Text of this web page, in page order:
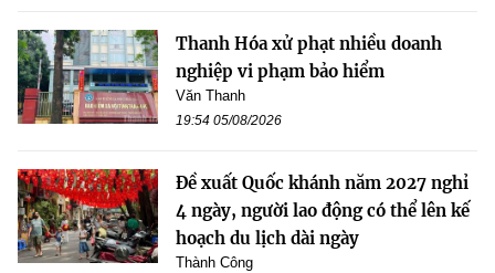
Thanh Hóa xử phạt nhiều doanh
nghiệp vi phạm bảo hiểm
Văn Thanh
19:54 05/08/2026
Đề xuất Quốc khánh năm 2027 nghỉ
4 ngày, người lao động có thể lên kế
hoạch du lịch dài ngày
Thành Công